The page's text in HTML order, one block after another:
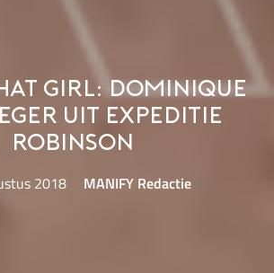
Girl: Dominique
uit Expeditie
Robinson
2018 MANIFY Redactie